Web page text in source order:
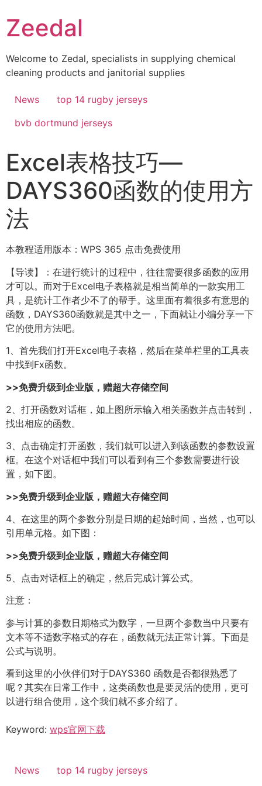
to
content
Zeedal
Welcome to Zedal, specialists in supplying chemical
cleaning products and janitorial supplies
News
top 14 rugby jerseys
bvb dortmund jerseys
Excel表格技巧—
DAYS360函数的使用方
法
本教程适用版本：WPS 365 点击免费使用
【导读】：在进行统计的过程中，往往需要很多函数的应用
才可以。而对于Excel电子表格就是相当简单的一款实用工
具，是统计工作者少不了的帮手。这里面有着很多有意思的
函数，DAYS360函数就是其中之一，下面就让小编分享一下
它的使用方法吧。
1、首先我们打开Excel电子表格，然后在菜单栏里的工具表
中找到Fx函数。
>>免费升级到企业版，赠超大存储空间
2、打开函数对话框，如上图所示输入相关函数并点击转到，
找出相应的函数。
3、点击确定打开函数，我们就可以进入到该函数的参数设置
框。在这个对话框中我们可以看到有三个参数需要进行设
置，如下图。
>>免费升级到企业版，赠超大存储空间
4、在这里的两个参数分别是日期的起始时间，当然，也可以
引用单元格。如下图：
>>免费升级到企业版，赠超大存储空间
5、点击对话框上的确定，然后完成计算公式。
注意：
参与计算的参数日期格式为数字，一旦两个参数当中只要有
文本等不适数字格式的存在，函数就无法正常计算。下面是
公式与说明。
看到这里的小伙伴们对于DAYS360 函数是否都很熟悉了
呢？其实在日常工作中，这类函数也是要灵活的使用，更可
以进行组合使用，这个我们就不多介绍了。
Keyword: wps官网下载
News
top 14 rugby jerseys